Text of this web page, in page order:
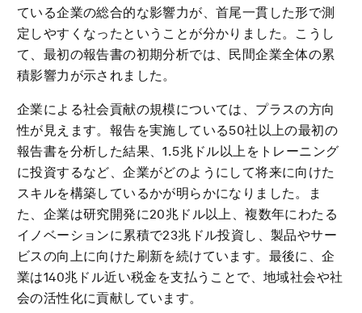
ている企業の総合的な影響力が、首尾一貫した形で測
定しやすくなったということが分かりました。こうし
て、最初の報告書の初期分析では、民間企業全体の累
積影響力が示されました。
企業による社会貢献の規模については、プラスの方向
性が見えます。報告を実施している50社以上の最初の
報告書を分析した結果、1.5兆ドル以上をトレーニング
に投資するなど、企業がどのようにして将来に向けた
スキルを構築しているかが明らかになりました。ま
た、企業は研究開発に20兆ドル以上、複数年にわたる
イノベーションに累積で23兆ドル投資し、製品やサー
ビスの向上に向けた刷新を続けています。最後に、企
業は140兆ドル近い税金を支払うことで、地域社会や社
会の活性化に貢献しています。